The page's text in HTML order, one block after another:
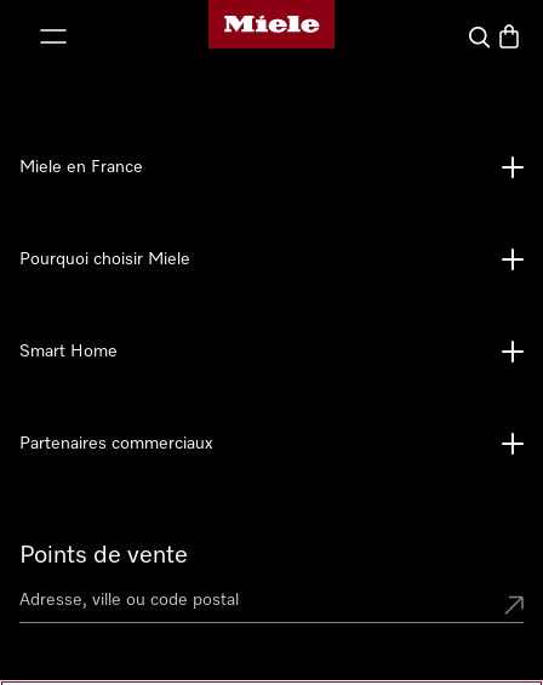
Page d'accueil Miele
Search
Points de vente
Miele en France
Pourquoi choisir Miele
Smart Home
Partenaires commerciaux